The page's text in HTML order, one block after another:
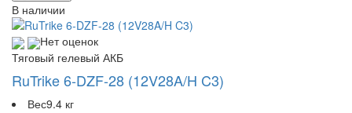
В наличии
Нет оценок
Тяговый гелевый АКБ
RuTrike 6-DZF-28 (12V28A/H C3)
Вес9.4 кг